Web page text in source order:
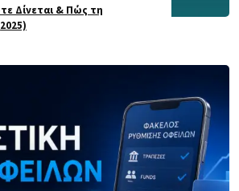
Δίνεται & Πώς τη